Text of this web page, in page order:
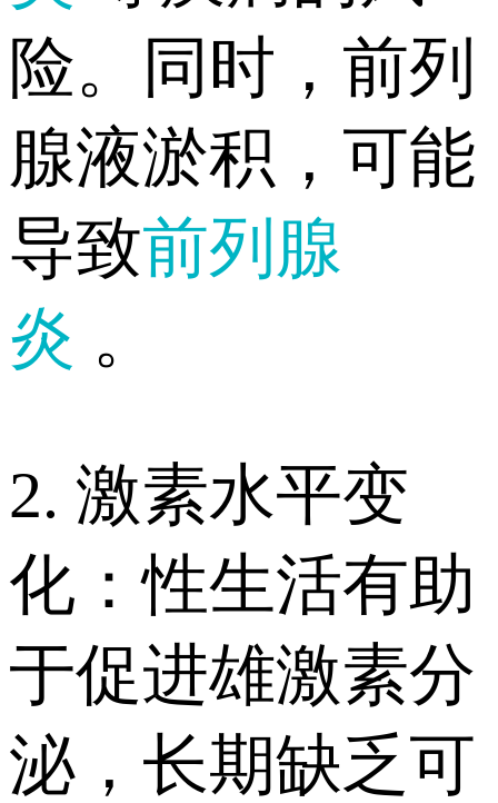
险。同时，前列
腺液淤积，可能
导致前列腺
炎 。
2. 激素水平变
化：性生活有助
于促进雄激素分
泌，长期缺乏可